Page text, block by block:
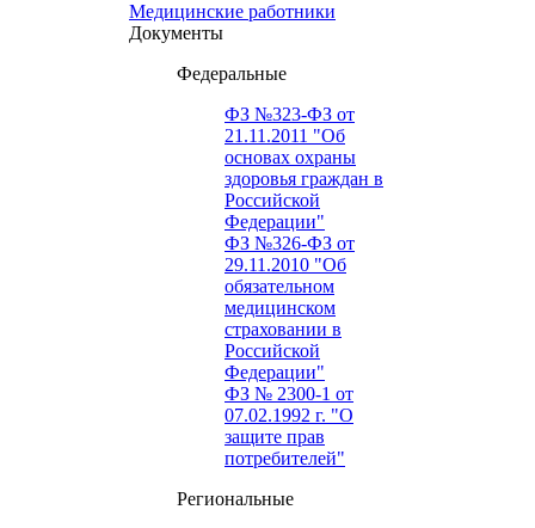
Медицинские работники
Документы
Федеральные
ФЗ №323-ФЗ от
21.11.2011 "Об
основах охраны
здоровья граждан в
Российской
Федерации"
ФЗ №326-ФЗ от
29.11.2010 "Об
обязательном
медицинском
страховании в
Российской
Федерации"
ФЗ № 2300-1 от
07.02.1992 г. "О
защите прав
потребителей"
Региональные